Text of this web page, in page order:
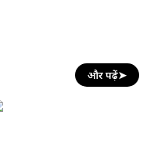
और पढ़ें➤